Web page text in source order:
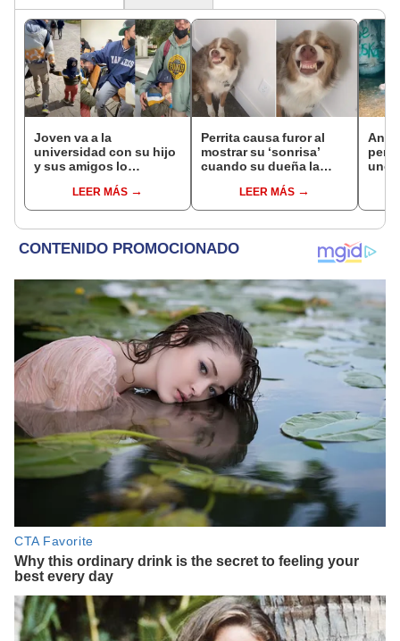
Joven va a la
universidad con su hijo
y sus amigos lo
clasesLEER MÁS
Perrita causa furor al
mostrar su ‘sonrisa’
cuando su dueña la
LEER MÁS
uno